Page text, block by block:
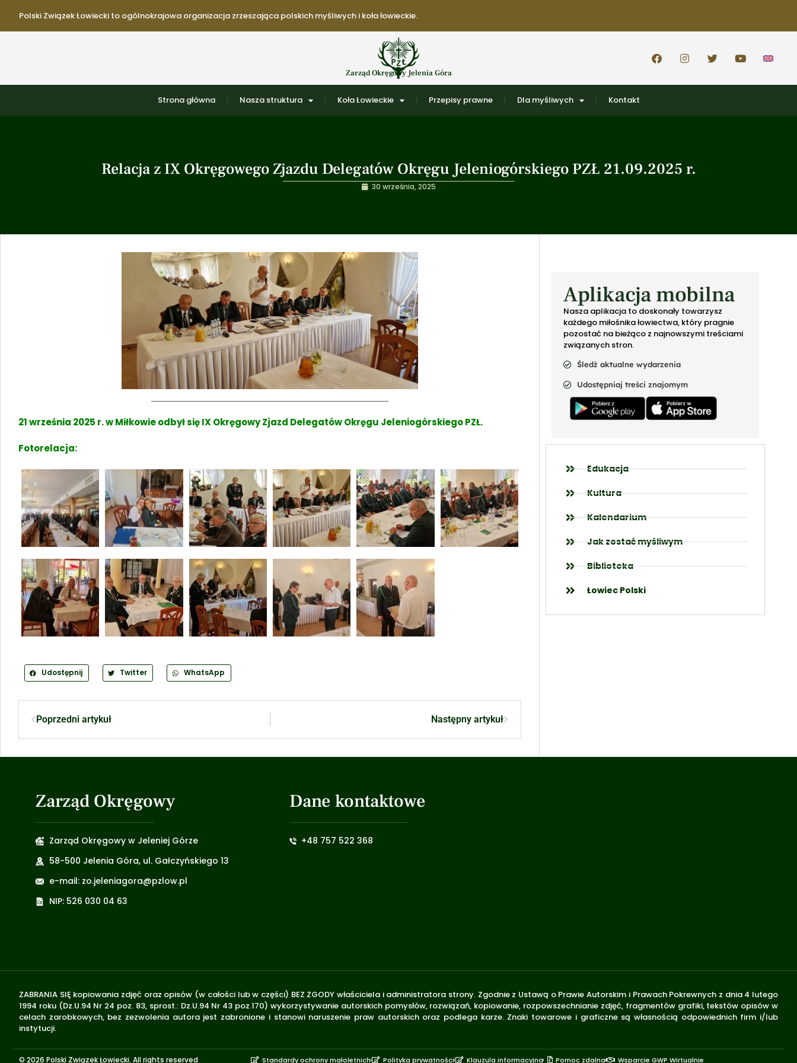
Polski Związek Łowiecki to ogólnokrajowa organizacja zrzeszająca polskich myśliwych i koła łowieckie.
Zarząd Okręgowy Jelenia Góra
Strona główna Nasza struktura Koła Łowieckie Przepisy prawne Dla myśliwych Kontakt
Relacja z IX Okręgowego Zjazdu Delegatów Okręgu Jeleniogórskiego PZŁ 21.09.2025 r.
30 września, 2025
21 września 2025 r. w Miłkowie odbył się IX Okręgowy Zjazd Delegatów Okręgu Jeleniogórskiego PZŁ.
Fotorelacja:
Udostępnij Twitter WhatsApp
Poprzedni artykuł Następny artykuł
Aplikacja mobilna
Nasza aplikacja to doskonały towarzysz
każdego miłośnika łowiectwa, który pragnie
pozostać na bieżąco z najnowszymi treściami
związanych stron.
Śledź aktualne wydarzenia
Udostępniaj treści znajomym
Edukacja
Kultura
Kalendarium
Jak zostać myśliwym
Biblioteka
Łowiec Polski
Zarząd Okręgowy
Zarząd Okręgowy w Jeleniej Górze
58-500 Jelenia Góra, ul. Gałczyńskiego 13
e-mail: zo.jeleniagora@pzlow.pl
NIP: 526 030 04 63
Dane kontaktowe
+48 757 522 368
ZABRANIA SIĘ kopiowania zdjęć oraz opisów (w całości lub w części) BEZ ZGODY właściciela i administratora strony. Zgodnie z Ustawą o Prawie Autorskim i Prawach Pokrewnych z dnia 4 lutego
1994 roku (Dz.U.94 Nr 24 poz. 83, sprost.: Dz.U.94 Nr 43 poz.170) wykorzystywanie autorskich pomysłów, rozwiązań, kopiowanie, rozpowszechnianie zdjęć, fragmentów grafiki, tekstów opisów w
celach zarobkowych, bez zezwolenia autora jest zabronione i stanowi naruszenie praw autorskich oraz podlega karze. Znaki towarowe i graficzne są własnością odpowiednich firm i/lub
instytucji.
© 2026 Polski Związek Łowiecki. All rights reserved Standardy ochrony małoletnich Polityka prywatności Klauzula informacyjna Pomoc zdalna Wsparcie GWP Wirtualnie